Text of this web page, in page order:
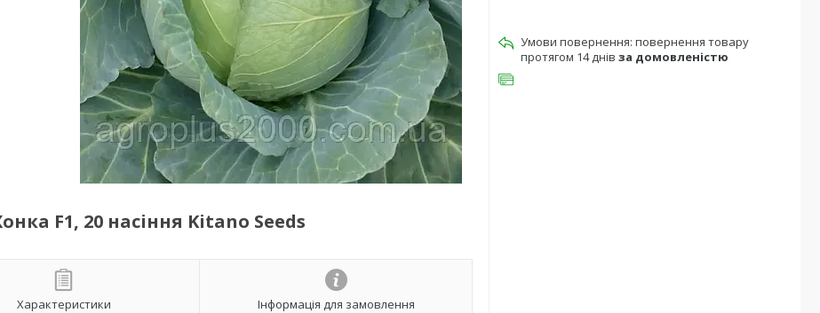
F1, 20 насіння Kitano Seeds
Характеристики Інформація для замовлення
повернення товару
протягом 14 днів за домовленістю